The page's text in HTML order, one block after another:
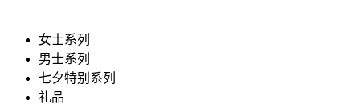
女士系列
男士系列
七夕特别系列
礼品